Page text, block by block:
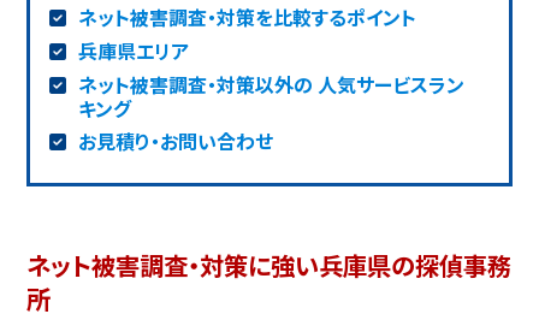
ネット被害調査・対策を比較するポイント
兵庫県エリア
ネット被害調査・対策以外の 人気サービスラン
キング
お見積り・お問い合わせ
ネット被害調査・対策に強い兵庫県の探偵事務
所